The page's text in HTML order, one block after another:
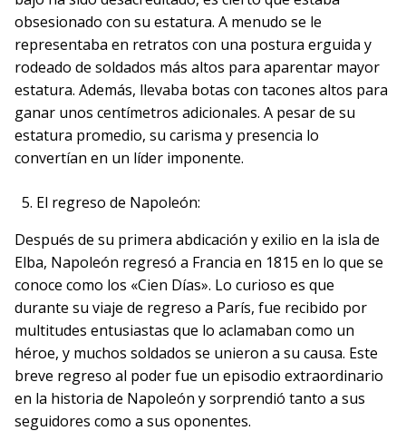
obsesionado con su estatura. A menudo se le
representaba en retratos con una postura erguida y
rodeado de soldados más altos para aparentar mayor
estatura. Además, llevaba botas con tacones altos para
ganar unos centímetros adicionales. A pesar de su
estatura promedio, su carisma y presencia lo
convertían en un líder imponente.
El regreso de Napoleón:
Después de su primera abdicación y exilio en la isla de
Elba, Napoleón regresó a Francia en 1815 en lo que se
conoce como los «Cien Días». Lo curioso es que
durante su viaje de regreso a París, fue recibido por
multitudes entusiastas que lo aclamaban como un
héroe, y muchos soldados se unieron a su causa. Este
breve regreso al poder fue un episodio extraordinario
en la historia de Napoleón y sorprendió tanto a sus
seguidores como a sus oponentes.